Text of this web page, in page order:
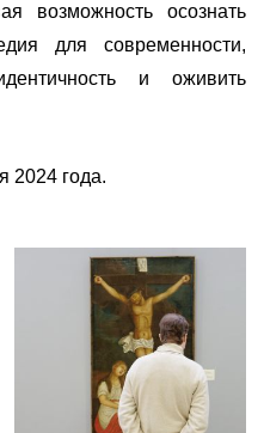
возможность осознать
для современности,
и оживить
2024 года.